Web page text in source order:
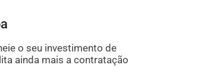
o seu investimento de
ainda mais a contratação